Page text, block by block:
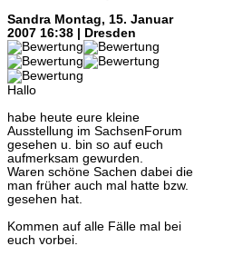
Sandra Montag, 15. Januar
2007 16:38 | Dresden
Hallo
habe heute eure kleine
Ausstellung im SachsenForum
gesehen u. bin so auf euch
aufmerksam gewurden.
Waren schöne Sachen dabei die
man früher auch mal hatte bzw.
gesehen hat.
Kommen auf alle Fälle mal bei
euch vorbei.